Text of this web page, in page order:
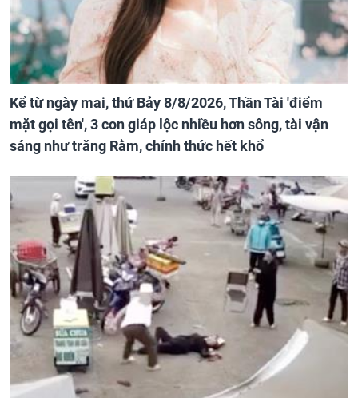
Kể từ ngày mai, thứ Bảy 8/8/2026, Thần Tài 'điểm
mặt gọi tên', 3 con giáp lộc nhiều hơn sông, tài vận
sáng như trăng Rằm, chính thức hết khổ